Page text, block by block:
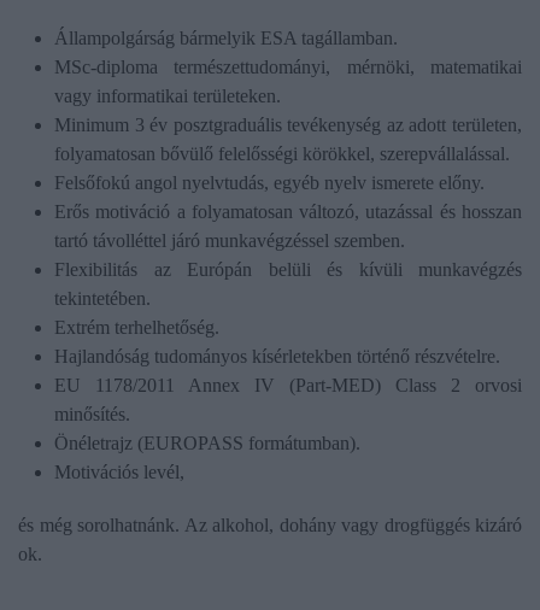
Állampolgárság bármelyik ESA tagállamban.
MSc-diploma természettudományi, mérnöki, matematikai
vagy informatikai területeken.
Minimum 3 év posztgraduális tevékenység az adott területen,
folyamatosan bővülő felelősségi körökkel, szerepvállalással.
Felsőfokú angol nyelvtudás, egyéb nyelv ismerete előny.
Erős motiváció a folyamatosan változó, utazással és hosszan
tartó távolléttel járó munkavégzéssel szemben.
Flexibilitás az Európán belüli és kívüli munkavégzés
tekintetében.
Extrém terhelhetőség.
Hajlandóság tudományos kísérletekben történő részvételre.
EU 1178/2011 Annex IV (Part-MED) Class 2 orvosi
minősítés.
Önéletrajz (EUROPASS formátumban).
Motivációs levél,
és még sorolhatnánk. Az alkohol, dohány vagy drogfüggés kizáró
ok.